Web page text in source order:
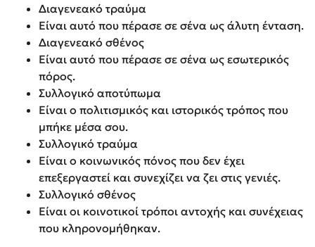
Διαγενεακό τραύμα
Είναι αυτό που πέρασε σε σένα ως άλυτη ένταση.
Διαγενεακό σθένος
Είναι αυτό που πέρασε σε σένα ως εσωτερικός
πόρος.
Συλλογικό αποτύπωμα
Είναι ο πολιτισμικός και ιστορικός τρόπος που
μπήκε μέσα σου.
Συλλογικό τραύμα
Είναι ο κοινωνικός πόνος που δεν έχει
επεξεργαστεί και συνεχίζει να ζει στις γενιές.
Συλλογικό σθένος
Είναι οι κοινοτικοί τρόποι αντοχής και συνέχειας
που κληρονομήθηκαν.